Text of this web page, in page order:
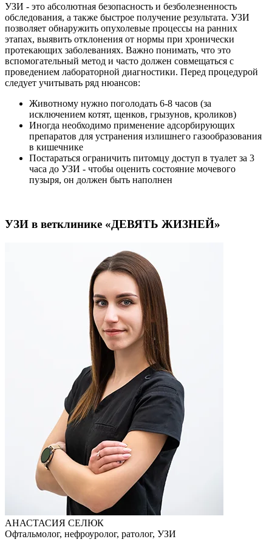
УЗИ - это абсолютная безопасность и безболезненность
обследования, а также быстрое получение результата. УЗИ
позволяет обнаружить опухолевые процессы на ранних
этапах, выявить отклонения от нормы при хронически
протекающих заболеваниях. Важно понимать, что это
вспомогательный метод и часто должен совмещаться с
проведением лабораторной диагностики. Перед процедурой
следует учитывать ряд нюансов:
Животному нужно поголодать 6-8 часов (за
исключением котят, щенков, грызунов, кроликов)
Иногда необходимо применение адсорбирующих
препаратов для устранения излишнего газообразования
в кишечнике
Постараться ограничить питомцу доступ в туалет за 3
часа до УЗИ - чтобы оценить состояние мочевого
пузыря, он должен быть наполнен
УЗИ в ветклинике «ДЕВЯТЬ ЖИЗНЕЙ»
АНАСТАСИЯ СЕЛЮК
Офтальмолог, нефроуролог, ратолог, УЗИ